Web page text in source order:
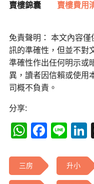
賣樓錦囊 賣樓費用
免責聲明： 本文內容
訊的準確性，但並不對
準確性作出任何明示或
異，讀者因信賴或使用
司概不負責。
分享:
三房 升小